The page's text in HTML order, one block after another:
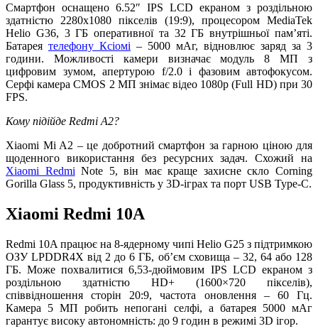
Смартфон оснащено 6.52″ IPS LCD екраном з роздільною
здатністю 2280х1080 пікселів (19:9), процесором MediaTek
Helio G36, 3 ГБ оперативної та 32 ГБ внутрішньої пам’яті.
Батарея телефону Ксіомі – 5000 мАг, відновлює заряд за 3
години. Можливості камери визначає модуль 8 МП з
цифровим зумом, апертурою f/2.0 і фазовим автофокусом.
Серфі камера CMOS 2 МП знімає відео 1080p (Full HD) при 30
FPS.
Кому підійде Redmi A2?
Xiaomi Mi A2 – це добротний смартфон за гарною ціною для
щоденного використання без ресурсних задач. Схожий на
Xiaomi Redmi Note 5, він має краще захисне скло Corning
Gorilla Glass 5, продуктивність у 3D-іграх та порт USB Type-C.
Xiaomi Redmi 10A
Redmi 10A працює на 8-ядерному чипі Helio G25 з підтримкою
ОЗУ LPDDR4X від 2 до 6 ГБ, об’єм сховища – 32, 64 або 128
ГБ. Може похвалитися 6,53-дюймовим IPS LCD екраном з
роздільною здатністю HD+ (1600×720 пікселів),
співвідношення сторін 20:9, частота оновлення – 60 Гц.
Камера 5 МП робить непогані селфі, а батарея 5000 мАг
гарантує високу автономність: до 9 годин в режимі 3D ігор.